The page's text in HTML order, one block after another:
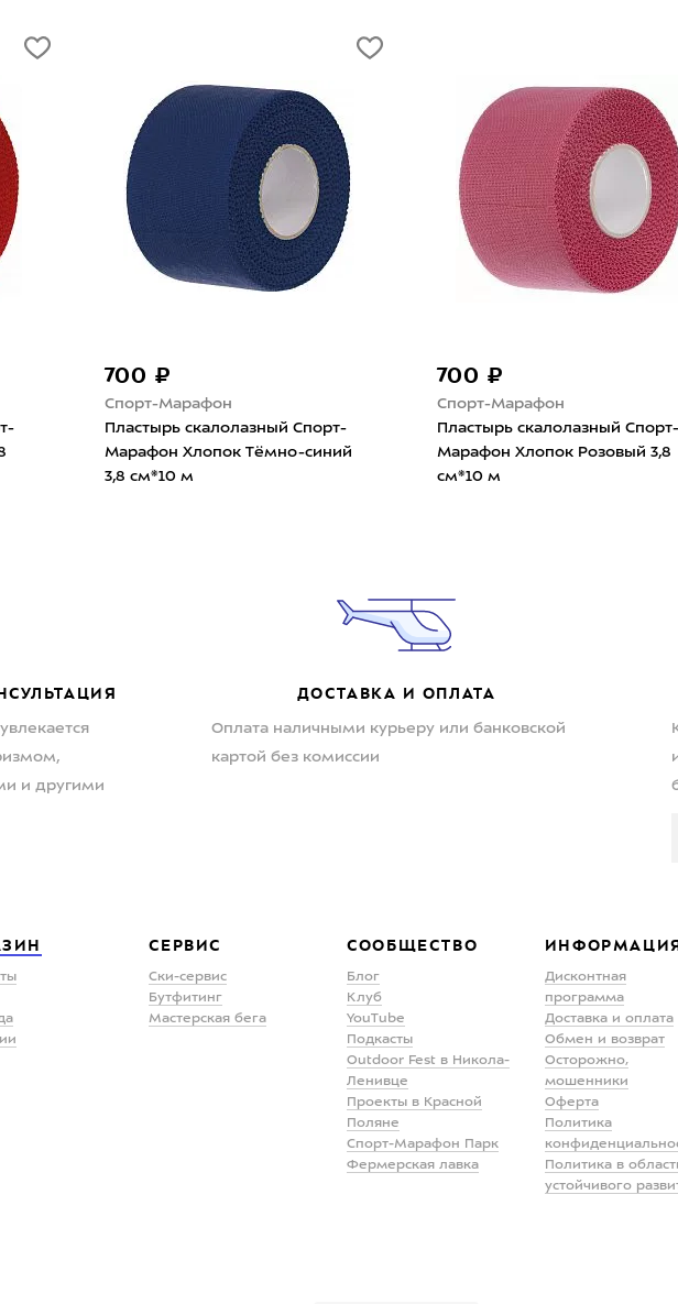
700 ₽
Спорт-Марафон
Пластырь скалолазный Спорт-
Марафон Хлопок Тёмно-синий
3,8 см*10 м
700 ₽
Спорт-Марафон
Пластырь скалолазный Спорт-
Марафон Хлопок Розовый 3,8
см*10 м
и другими
ДОСТАВКА И ОПЛАТА
Оплата наличными курьеру или банковской
картой без комиссии
СЕРВИС
Ски-сервис
Бутфитинг
Мастерская бега
СООБЩЕСТВО
Блог
Клуб
YouTube
Подкасты
Outdoor Fest в Никола-
Ленивце
Проекты в Красной
Поляне
Спорт-Марафон Парк
Фермерская лавка
Дисконтная
программа
Доставка и оплата
Обмен и возврат
Осторожно,
мошенники
Оферта
Политика
Политика в
устойчивого